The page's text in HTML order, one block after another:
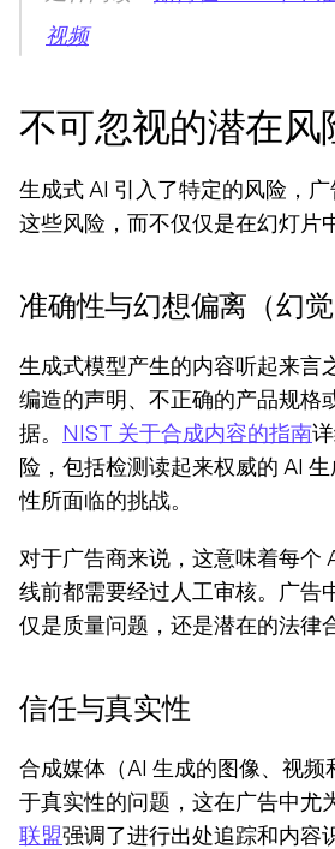
视频
不可忽视的潜在风
生成式 AI 引入了特定的风险，
这些风险，而不仅仅是在幻灯片
准确性与幻想偏离（幻觉
生成式模型产生的内容听起来言
编造的声明、不正确的产品规格
据。 NIST 关于合成内容的指南
险，包括检测读起来权威的 AI
性所面临的挑战。
对于广告商来说，这意味着每个
线前都需要经过人工审核。广告
仅是质量问题，还是潜在的法律
信任与真实性
合成媒体（AI 生成的图像、视频
于真实性的问题，这在广告中尤
联盟强调了进行出处追踪和内容